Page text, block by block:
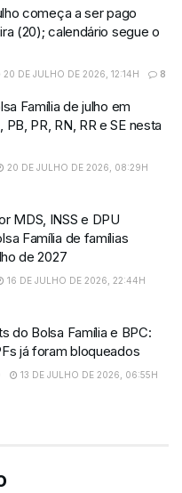
começa a ser pago
(20); calendário segue o
20 DE JULHO DE 2026, 12:14H 8
Família de julho em
PR, RN, RR e SE nesta
20 DE JULHO DE 2026, 08:29H
MDS, INSS e DPU
Família de famílias
de 2027
16 DE JULHO DE 2026, 22:44H
do Bolsa Família e BPC:
já foram bloqueados
13 DE JULHO DE 2026, 06:55H